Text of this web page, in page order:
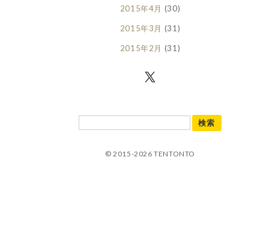
2015年4月 (30)
2015年3月 (31)
2015年2月 (31)
© 2015-2026 TENTONTO